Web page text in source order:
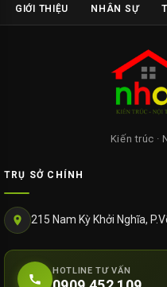
GIỚI THIỆU NHÂN SỰ
Kiến trúc ·
TRỤ SỞ CHÍNH
215 Nam Kỳ Khởi Nghĩa,
HOTLINE TƯ VẤN